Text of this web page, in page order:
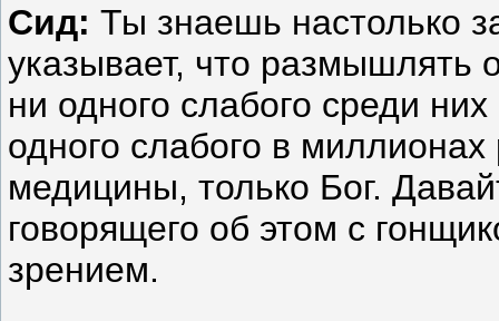
Сид: Ты знаешь настолько
указывает, что размышлять
ни одного слабого среди
одного слабого в
медицины, только Бог.
говорящего об этом с
зрением.